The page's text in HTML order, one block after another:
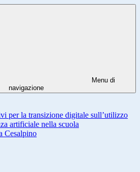
Menu di
navigazione
per la transizione digitale sull’utilizzo
artificiale nella scuola
Cesalpino